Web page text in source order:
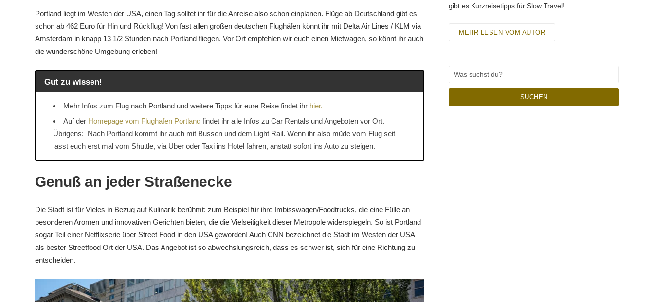
Portland liegt im Westen der USA, einen Tag solltet ihr für die Anreise also schon einplanen. Flüge ab Deutschland gibt es
schon ab 462 Euro für Hin und Rückflug! Von fast allen großen deutschen Flughäfen könnt ihr mit Delta Air Lines / KLM via
Amsterdam in knapp 13 1/2 Stunden nach Portland fliegen. Vor Ort empfehlen wir euch einen Mietwagen, so könnt ihr auch
die wunderschöne Umgebung erleben!
Gut zu wissen!
Mehr Infos zum Flug nach Portland und weitere Tipps für eure Reise findet ihr hier.
Auf der Homepage vom Flughafen Portland findet ihr alle Infos zu Car Rentals und Angeboten vor Ort.
Übrigens: Nach Portland kommt ihr auch mit Bussen und dem Light Rail. Wenn ihr also müde vom Flug seit –
lasst euch erst mal vom Shuttle, via Uber oder Taxi ins Hotel fahren, anstatt sofort ins Auto zu steigen.
Genuß an jeder Straßenecke
Die Stadt ist für Vieles in Bezug auf Kulinarik berühmt: zum Beispiel für ihre Imbisswagen/Foodtrucks, die eine Fülle an
besonderen Aromen und innovativen Gerichten bieten, die die Vielseitigkeit dieser Metropole widerspiegeln. So ist Portland
sogar Teil einer Netflixserie über Street Food in den USA geworden! Auch CNN bezeichnet die Stadt im Westen der USA
als bester Streetfood Ort der USA. Das Angebot ist so abwechslungsreich, dass es schwer ist, sich für eine Richtung zu
entscheiden.
gibt es Kurzreisetipps für Slow Travel!
MEHR LESEN VOM AUTOR
SUCHEN